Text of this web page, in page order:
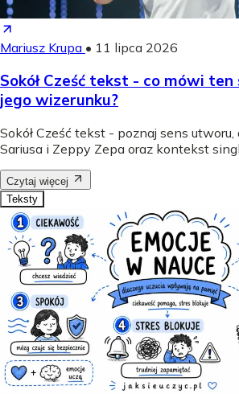
Mariusz Krupa • 11 lipca 2026
Sokół Cześć tekst - co mówi ten
jego wizerunku?
Sokół Cześć tekst - poznaj sens utworu,
Sariusa i Zeppy Zepa oraz kontekst
Czytaj więcej
Teksty